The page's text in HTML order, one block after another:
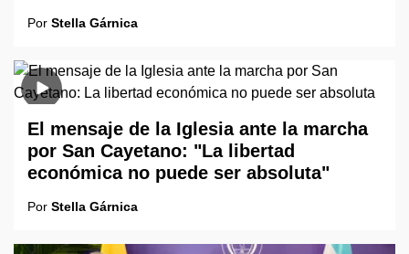
Por Stella Gárnica
El mensaje de la Iglesia ante la marcha
por San Cayetano: "La libertad
económica no puede ser absoluta"
Por Stella Gárnica